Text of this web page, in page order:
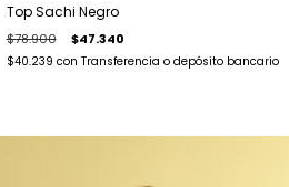
Top Sachi Negro
$78.900 $47.340
$40.239 con Transferencia o depósito bancario